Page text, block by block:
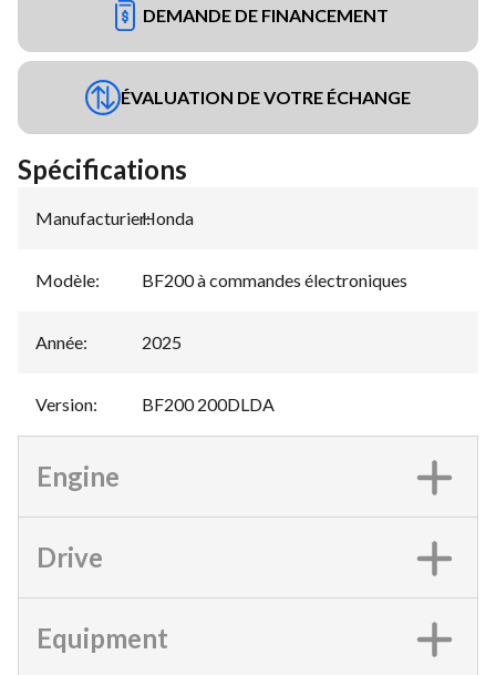
DEMANDE DE FINANCEMENT
ÉVALUATION DE VOTRE ÉCHANGE
Spécifications
Manufacturier:
Honda
Modèle: BF200 à commandes électroniques
Année: 2025
Version: BF200 200DLDA
Engine
Drive
Equipment